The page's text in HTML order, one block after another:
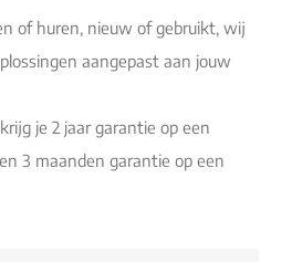
of huren, nieuw of gebruikt, wij
aangepast aan jouw
je 2 jaar garantie op een
3 maanden garantie op een